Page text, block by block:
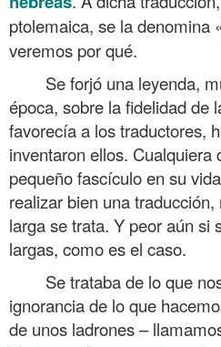
ptolemaica, se la denomina
veremos por qué.
Se forjó una leyenda,
época, sobre la fidelidad de
favorecía a los traductores,
inventaron ellos. Cualquiera
pequeño fascículo en su
realizar bien una
larga se trata. Y peor aún si
largas, como es el caso.
Se trataba de lo que
ignorancia de lo que
de unos ladrones –